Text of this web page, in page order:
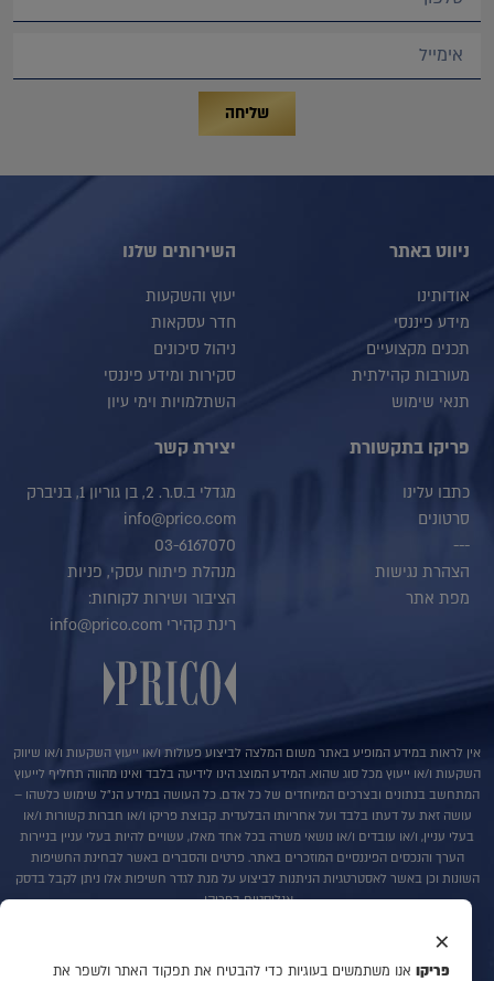
שליחה
ניווט באתר
אודותינו
מידע פיננסי
תכנים מקצועיים
מעורבות קהילתית
תנאי שימוש
השירותים שלנו
יעוץ והשקעות
חדר עסקאות
ניהול סיכונים
סקירות ומידע פיננסי
השתלמויות וימי עיון
פריקו בתקשורת
כתבו עלינו
סרטונים
---
הצהרת נגישות
מפת אתר
יצירת קשר
מגדלי ב.ס.ר. 2, בן גוריון 1, בניברק
info@prico.com
03-6167070
מנהלת פיתוח עסקי, פניות
הציבור ושירות לקוחות:
רינת קהירי info@prico.com
אין לראות במידע המופיע באתר משום המלצה לביצוע פעולות ו/או ייעוץ השקעות ו/או שיווק
השקעות ו/או ייעוץ מכל סוג שהוא. המידע המוצג הינו לידיעה בלבד ואינו מהווה תחליף לייעוץ
המתחשב בנתונים ובצרכים המיוחדים של כל אדם. כל העושה במידע הנ"ל שימוש כלשהו –
עושה זאת על דעתו בלבד ועל אחריותו הבלעדית. קבוצת פריקו ו/או חברות קשורות ו/או
בעלי עניין, ו/או עובדים ו/או נושאי משרה בכל אחד מאלו, עשויים להיות בעלי עניין בניירות
הערך והנכסים הפיננסיים המוזכרים באתר. פרטים והסברים באשר לבחינת החשיפות
השונות וכן באשר לאסטרטגיות הניתנות לביצוע על מנת לגדר חשיפות אלו ניתן לקבל בדסק
אנליסטים בפריקו.
בדבר פרטים נוספים באמור לעייל ניתן לפנות למשרדינו בטלפון : 036167070×
פריקו אנו משתמשים בעוגיות כדי להבטיח את תפקוד האתר ולשפר את